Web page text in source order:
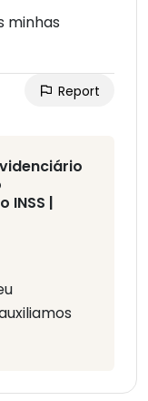
minhas
Report
INSS |